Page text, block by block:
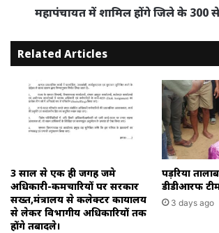
महापंचायत में शामिल होंगे जिले के 300
Related Articles
3 साल से एक ही जगह जमे
अधिकारी-कर्मचारियों पर सरकार
सख्त,मंत्रालय से कलेक्टर कार्यालय
से लेकर विभागीय अधिकारियों तक
होंगे तबादले।
पड़रिया
डीडीआरफ
3 days ago